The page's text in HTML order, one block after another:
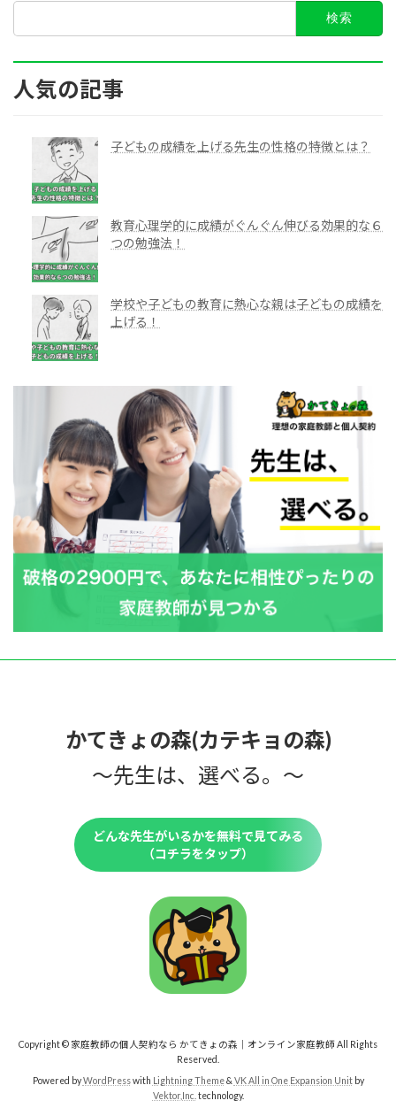
人気の記事
子どもの成績を上げる先生の性格の特徴とは？
教育心理学的に成績がぐんぐん伸びる効果的な６
つの勉強法！
学校や子どもの教育に熱心な親は子どもの成績を
上げる！
かてきょの森(カテキョの森)
〜先生は、選べる。〜
どんな先生がいるかを無料で見てみる
（コチラをタップ）
Copyright © 家庭教師の個人契約なら かてきょの森｜オンライン家庭教師 All Rights
Reserved.
Powered byWordPresswith Lightning Theme& VK All in One Expansion Unitby
Vektor,Inc. technology.